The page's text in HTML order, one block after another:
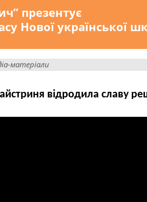
презентує
Нової української
матеріали
відродила славу